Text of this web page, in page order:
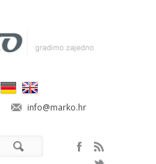
info@marko.hr